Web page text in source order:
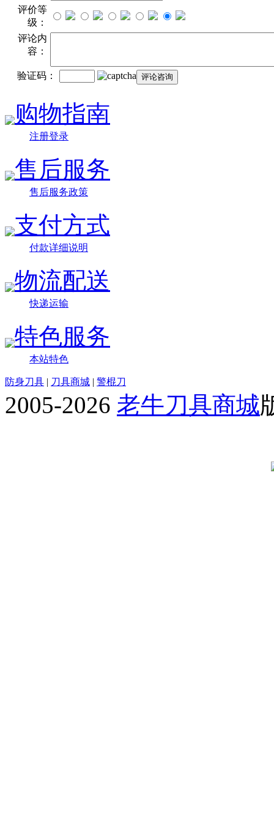
评价等
级：
评论内
容：
验证码：
购物指南
注册登录
售后服务
售后服务政策
支付方式
付款详细说明
物流配送
快递运输
特色服务
本站特色
防身刀具 | 刀具商城 | 警棍刀
2005-2026 老牛刀具商城